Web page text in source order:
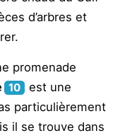
d’arbres et
promenade
10
est une
particulièrement
il se trouve dans